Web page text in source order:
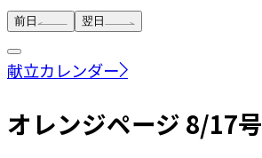
前日 翌日
献立カレンダー
オレンジページ 8/17号